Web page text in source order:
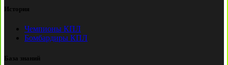
История
Чемпионы КПЛ
Бомбардиры КПЛ
База знаний